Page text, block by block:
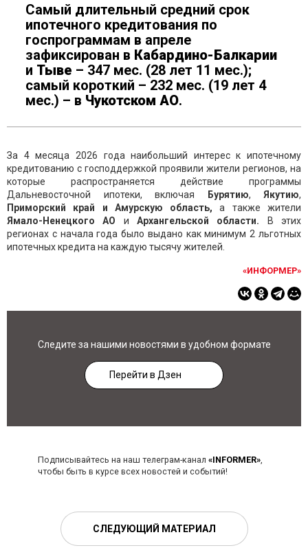
Самый длительный средний срок
ипотечного кредитования по
госпрограммам в апреле
зафиксирован в Кабардино-Балкарии
и Тыве – 347 мес. (28 лет 11 мес.);
самый короткий – 232 мес. (19 лет 4
мес.) – в Чукотском АО.
За 4 месяца 2026 года наибольший интерес к ипотечному
кредитованию с господдержкой проявили жители регионов, на
которые распространяется действие программы
Дальневосточной ипотеки, включая
Бурятию, Якутию,
Приморский край и Амурскую область,а также жители
Ямало-Ненецкого АО иАрхангельской области.
В этих
регионах с начала года было выдано как минимум 2 льготных
ипотечных кредита на каждую тысячу жителей.
«ИНФОРМЕР»
Следите за нашими новостями в удобном формате
Перейти в Дзен
Подписывайтесь на наш телеграм-канал «INFORMER»
чтобы быть в курсе всех новостей и событий!
СЛЕДУЮЩИЙ МАТЕРИАЛ